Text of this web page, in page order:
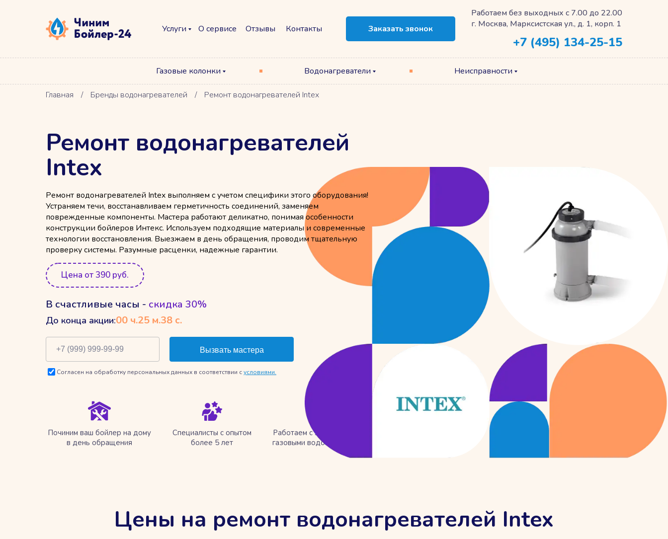
Услуги О сервисе Отзывы Контакты Заказать звонок
Работаем без выходных с 7.00 до 22.00
г. Москва, Марксистская ул., д. 1, корп. 1
+7 (495) 134-25-15
Газовые колонки Водонагреватели Неисправности
Главная / Бренды водонагревателей / Ремонт водонагревателей Intex
Ремонт водонагревателей
Intex
Ремонт водонагревателей Intex выполняем с учетом специфики этого оборудования!
Устраняем течи, восстанавливаем герметичность соединений, заменяем
поврежденные компоненты. Мастера работают деликатно, понимая особенности
конструкции бойлеров Интекс. Используем подходящие материалы и современные
технологии восстановления. Выезжаем в день обращения, проводим тщательную
проверку системы. Разумные расценки, надежные гарантии.
Цена от 390 руб.
В счастливые часы - скидка 30%
До конца акции:00 ч.25 м.37 с.
Согласен на обработку персональных данных в соответствии сусловиями.
Починим ваш бойлер на дому
в день обращения
Специалисты с опытом
более 5 лет
Работаем с электрическими и
газовыми водонагревателями
Цены на ремонт водонагревателей Intex